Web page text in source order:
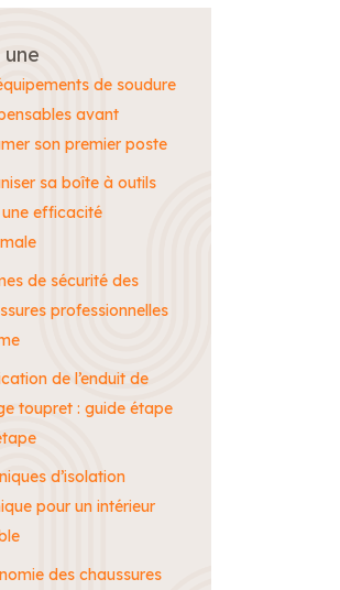
de soudure
avant
son premier poste
sa boîte à outils
efficacité
de sécurité des
professionnelles
de l’enduit de
toupret : guide étape
d’isolation
pour un intérieur
des chaussures